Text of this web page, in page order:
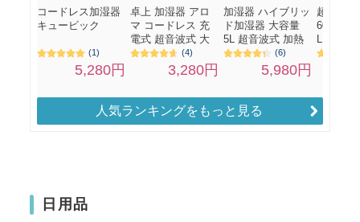
人気ランキングをもっと見る
日用品